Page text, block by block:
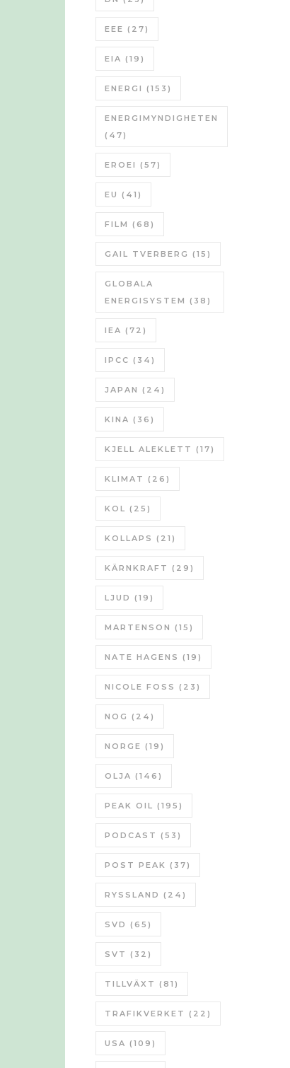
EEE (27)
EIA (19)
ENERGI (153)
ENERGIMYNDIGHETEN
(47)
EROEI (57)
EU (41)
FILM (68)
GAIL TVERBERG (15)
GLOBALA
ENERGISYSTEM (38)
IEA (72)
IPCC (34)
JAPAN (24)
KINA (36)
KJELL ALEKLETT (17)
KLIMAT (26)
KOL (25)
KOLLAPS (21)
KÄRNKRAFT (29)
LJUD (19)
MARTENSON (15)
NATE HAGENS (19)
NICOLE FOSS (23)
NOG (24)
NORGE (19)
OLJA (146)
PEAK OIL (195)
PODCAST (53)
POST PEAK (37)
RYSSLAND (24)
SVD (65)
SVT (32)
TILLVÄXT (81)
TRAFIKVERKET (22)
USA (109)